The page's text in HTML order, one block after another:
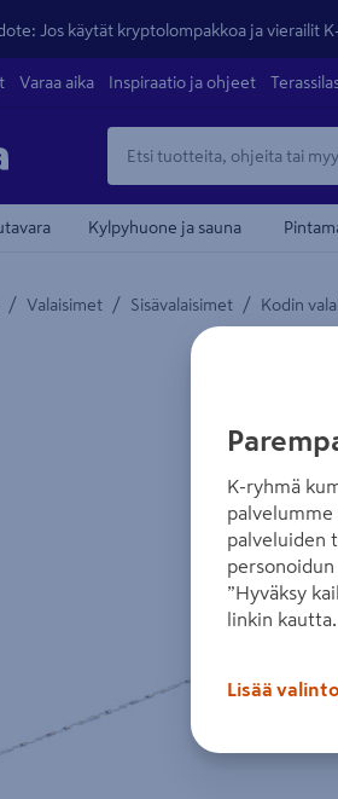
Jos käytät kryptolompakkoa ja vierailit
Varaa aika Inspiraatio ja ohjeet
Kylpyhuone ja sauna
/ Valaisimet / Sisävalaisimet / Kodin
kuvaus löytyy Tuotteen kuvaus -
K-ryhmä
palvelumme
palveluiden
”Hyväksy
linkin kautta.
Lisää